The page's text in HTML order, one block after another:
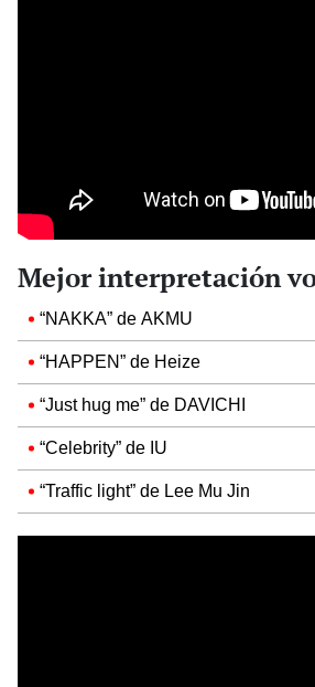
Mejor interpretación
“NAKKA” de AKMU
“HAPPEN” de Heize
“Just hug me” de DAVICHI
“Celebrity” de IU
“Traffic light” de Lee Mu Jin